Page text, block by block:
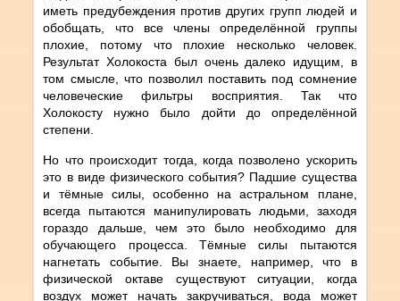
иметь предубеждения против других групп людей и
обобщать, что все члены определённой группы
плохие, потому что плохие несколько человек.
Результат Холокоста был очень далеко идущим, в
том смысле, что позволил поставить под сомнение
человеческие фильтры восприятия. Так что
Холокосту нужно было дойти до определённой
степени.
Но что происходит тогда, когда позволено ускорить
это в виде физического события? Падшие существа
и тёмные силы, особенно на астральном плане,
всегда пытаются манипулировать людьми, заходя
гораздо дальше, чем это было необходимо для
обучающего процесса. Тёмные силы пытаются
нагнетать событие. Вы знаете, например, что в
физической октаве существуют ситуации, когда
воздух может начать закручиваться, вода может